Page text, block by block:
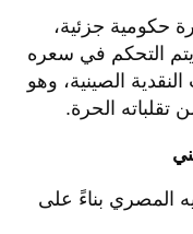
حكومية جزئية،
التحكم في سعره
الصينية، وهو
تقلباته الحرة.
المصري بناءً على